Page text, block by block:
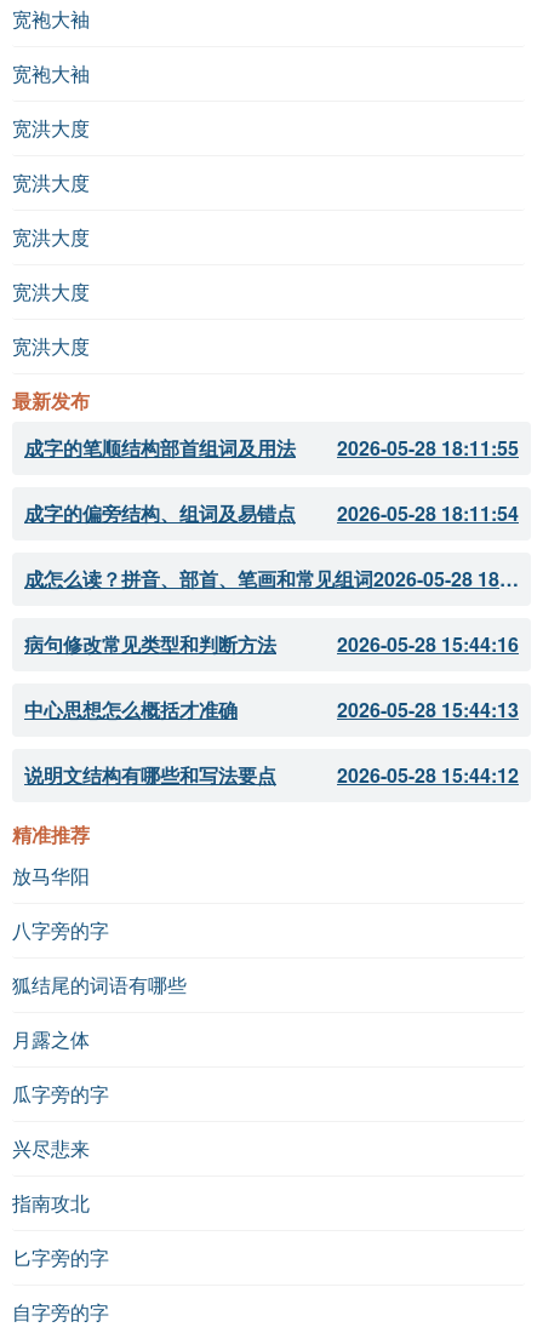
宽袍大袖
宽袍大袖
宽洪大度
宽洪大度
宽洪大度
宽洪大度
宽洪大度
最新发布
成字的笔顺结构部首组词及用法
2026-05-28 18:11:55
成字的偏旁结构、组词及易错点 2026-05-28 18:11:54
成怎么读？拼音、部首、笔画和常见组词 2026-05-28 18:11:51
病句修改常见类型和判断方法 2026-05-28 15:44:16
中心思想怎么概括才准确 2026-05-28 15:44:13
说明文结构有哪些和写法要点 2026-05-28 15:44:12
精准推荐
放马华阳
八字旁的字
狐结尾的词语有哪些
月露之体
瓜字旁的字
兴尽悲来
指南攻北
匕字旁的字
自字旁的字